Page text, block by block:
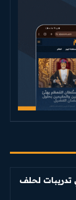
عسكريًّا في تدريبات لحلف